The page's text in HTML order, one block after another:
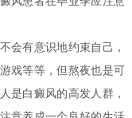
有意识地约束自己，
戏等等，但熬夜也是可
是白癜风的高发人群，